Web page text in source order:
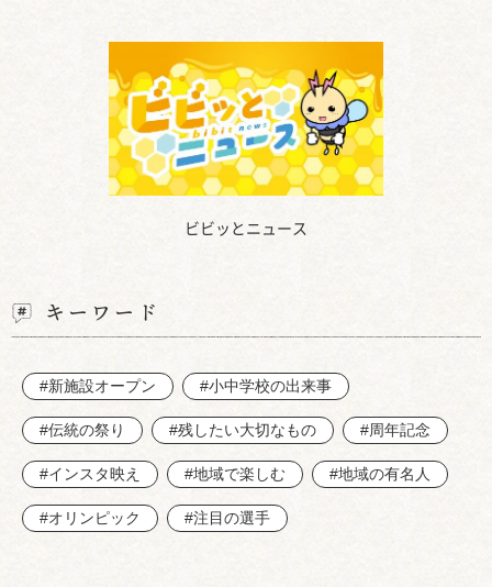
ビビッとニュース
キーワード
#新施設オープン #小中学校の出来事
#伝統の祭り #残したい大切なもの #周年記念
#インスタ映え #地域で楽しむ #地域の有名人
#オリンピック #注目の選手